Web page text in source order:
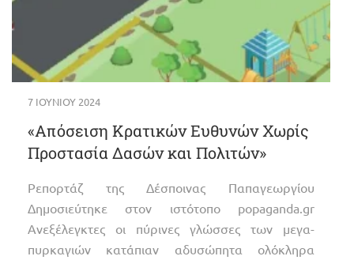
7 ΙΟΥΝΊΟΥ 2024
«Απόσειση Κρατικών Ευθυνών Χωρίς
Προστασία Δασών και Πολιτών»
Ρεπορτάζ της Δέσποινας Παπαγεωργίου
Δημοσιεύτηκε στον ιστότοπο popaganda.gr
Ανεξέλεγκτες οι πύρινες γλώσσες των μεγα-
πυρκαγιών κατάπιαν αδυσώπητα ολόκληρα